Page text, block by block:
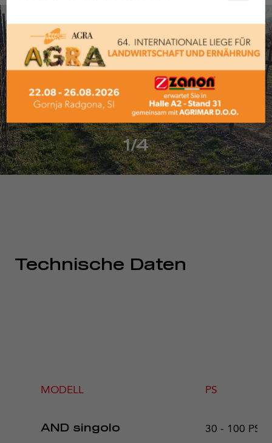
1/4
Technische Daten
MODELL PS
AND singolo 30 - 100 PS